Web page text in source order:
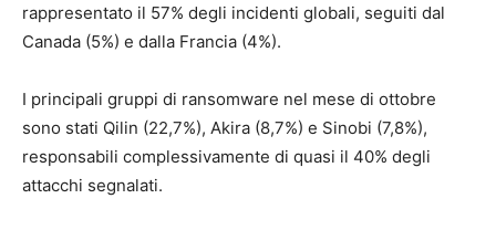
rappresentato il 57% degli incidenti globali, seguiti dal
Canada (5%) e dalla Francia (4%).
I principali gruppi di ransomware nel mese di ottobre
sono stati Qilin (22,7%), Akira (8,7%) e Sinobi (7,8%),
responsabili complessivamente di quasi il 40% degli
attacchi segnalati.